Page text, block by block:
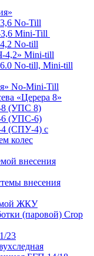
No-Till
Mini-Till
No-till
4,2» Mini-till
No-till, Mini-till
No-Mini-Till
«Церера 8»
8 (УПС 8)
6 (УПС-6)
4 (СПУ-4) с
колес
внесения
внесения
ЖКУ
(паровой) Crop
23